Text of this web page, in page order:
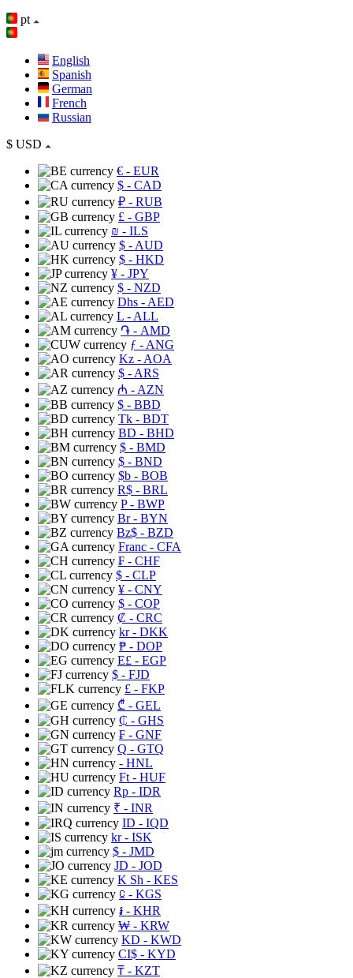
pt
English
Spanish
German
French
Russian
$ USD
€ - EUR
$ - CAD
₽ - RUB
£ - GBP
₪ - ILS
$ - AUD
$ - HKD
¥ - JPY
$ - NZD
Dhs - AED
L - ALL
֏ - AMD
ƒ - ANG
Kz - AOA
$ - ARS
₼ - AZN
$ - BBD
Tk - BDT
BD - BHD
$ - BMD
$ - BND
$b - BOB
R$ - BRL
P- BWP
Br- BYN
Bz$ - BZD
Franc - CFA
₣ - CHF
$ - CLP
¥ - CNY
$ - COP
₡ - CRC
kr- DKK
₱ - DOP
E£ - EGP
$ - FJD
£ - FKP
₾ - GEL
₵ - GHS
₣ - GNF
Q - GTQ
- HNL
Ft - HUF
Rp - IDR
₹ - INR
ID - IQD
kr- ISK
$ - JMD
JD - JOD
K Sh - KES
⃀ - KGS
៛ - KHR
₩ - KRW
KD - KWD
CI$ - KYD
₸ - KZT